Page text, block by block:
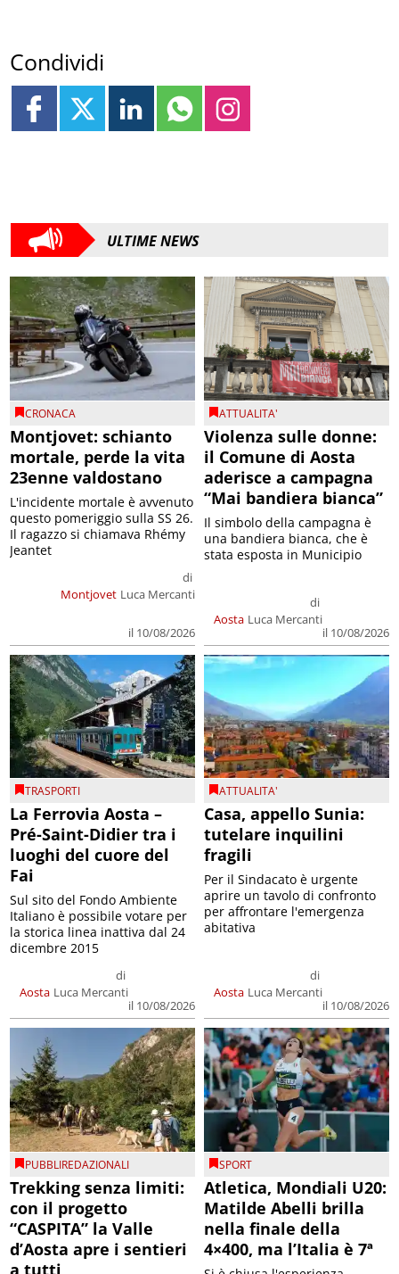
Condividi
ULTIME NEWS
CRONACA
Montjovet: schianto
mortale, perde la vita
23enne valdostano
Montjovet
di
Luca Mercanti
il 10/08/2026
L'incidente mortale è avvenuto
questo pomeriggio sulla SS 26.
Il ragazzo si chiamava Rhémy
Jeantet
ATTUALITA'
Violenza sulle donne:
il Comune di Aosta
aderisce a campagna
“Mai bandiera bianca”
Aosta
di
Luca Mercanti
il 10/08/2026
Il simbolo della campagna è
una bandiera bianca, che è
stata esposta in Municipio
TRASPORTI
La Ferrovia Aosta –
Pré-Saint-Didier tra i
luoghi del cuore del
Fai
Aosta
di
Luca Mercanti
il 10/08/2026
Sul sito del Fondo Ambiente
Italiano è possibile votare per
la storica linea inattiva dal 24
dicembre 2015
ATTUALITA'
Casa, appello Sunia:
tutelare inquilini
fragili
Aosta
di
Luca Mercanti
il 10/08/2026
Per il Sindacato è urgente
aprire un tavolo di confronto
per affrontare l'emergenza
abitativa
PUBBLIREDAZIONALI
Trekking senza limiti:
con il progetto
“CASPITA” la Valle
d’Aosta apre i sentieri
a tutti
SPORT
Atletica, Mondiali U20:
Matilde Abelli brilla
nella finale della
4×400, ma l’Italia è 7ª